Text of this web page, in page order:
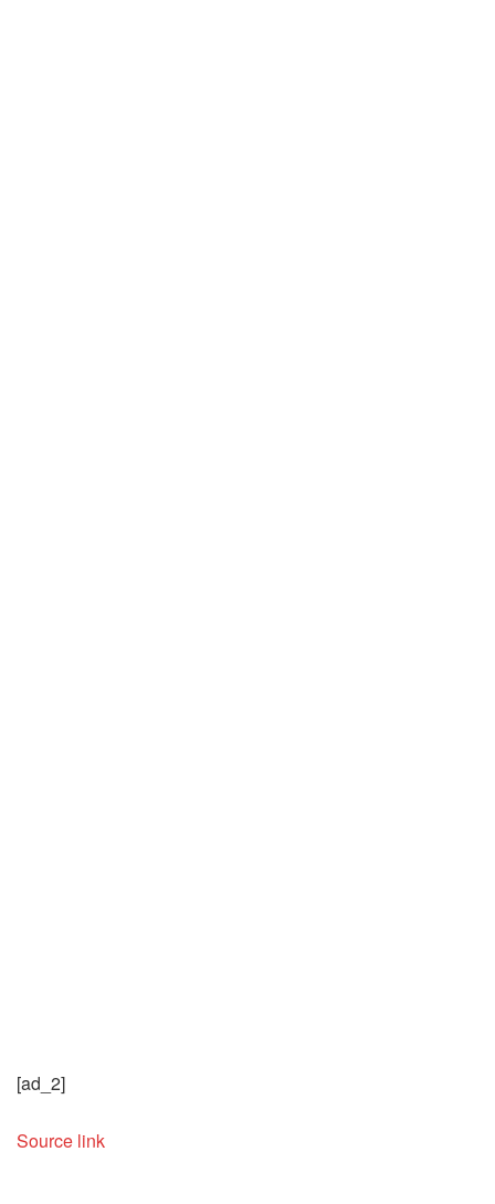
[ad_2]
Source link